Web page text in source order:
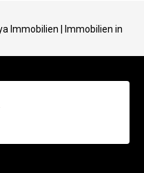
Immobilien | Immobilien in